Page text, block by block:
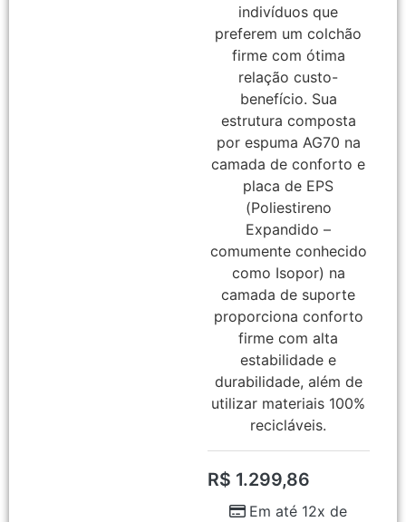
indivíduos que
preferem um colchão
firme com ótima
relação custo-
benefício. Sua
estrutura composta
por espuma AG70 na
camada de conforto e
placa de EPS
(Poliestireno
Expandido –
comumente conhecido
como Isopor) na
camada de suporte
proporciona conforto
firme com alta
estabilidade e
durabilidade, além de
utilizar materiais 100%
recicláveis.
R$ 1.299,86
Em até 12x de